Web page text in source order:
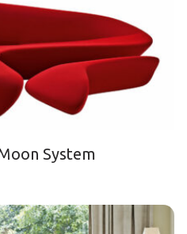
System